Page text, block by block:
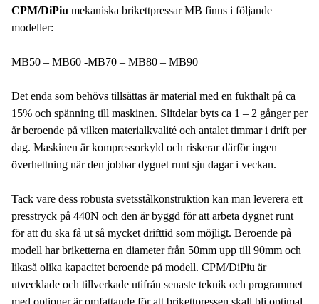
CPM/DiPiu mekaniska brikettpressar MB finns i följande
modeller:
MB50 – MB60 -MB70 – MB80 – MB90
Det enda som behövs tillsättas är material med en fukthalt på ca
15% och spänning till maskinen. Slitdelar byts ca 1 – 2 gånger per
år beroende på vilken materialkvalité och antalet timmar i drift per
dag. Maskinen är kompressorkyld och riskerar därför ingen
överhettning när den jobbar dygnet runt sju dagar i veckan.
Tack vare dess robusta svetsstålkonstruktion kan man leverera ett
presstryck på 440N och den är byggd för att arbeta dygnet runt
för att du ska få ut så mycket drifttid som möjligt. Beroende på
modell har briketterna en diameter från 50mm upp till 90mm och
likaså olika kapacitet beroende på modell. CPM/DiPiu är
utvecklade och tillverkade utifrån senaste teknik och programmet
med optioner är omfattande för att brikettpressen skall bli optimal